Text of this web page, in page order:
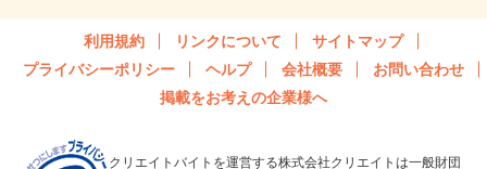
利用規約 リンクについて
サイトマップ
プライバシーポリシー
ヘルプ 会社概要
お問い合わせ
掲載をお考えの企業様へ
クリエイトバイトを運営する株式会社クリエイトは一般財団